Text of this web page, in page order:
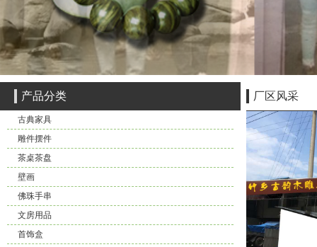
产品分类
古典家具
雕件摆件
茶桌茶盘
壁画
佛珠手串
文房用品
首饰盒
厂区风采